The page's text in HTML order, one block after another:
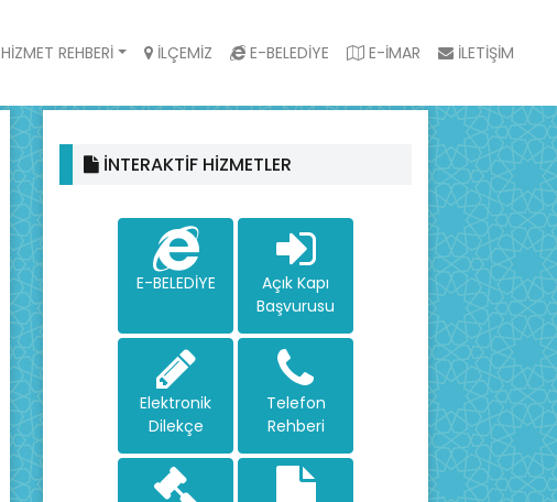
HİZMET REHBERİ İLÇEMİZ E-BELEDİYE E-İMAR İLETİŞİM
İNTERAKTİF HİZMETLER
E-BELEDİYE
Açık Kapı
Başvurusu
Elektronik
Dilekçe
Telefon
Rehberi